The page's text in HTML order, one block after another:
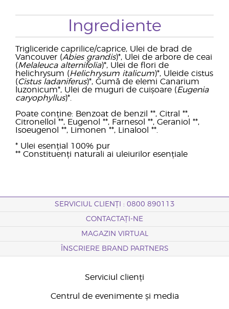
Ingrediente
Trigliceride caprilice/caprice, Ulei de brad de
Vancouver (Abies grandis)*, Ulei de arbore de ceai
(Melaleuca alternifolia)*, Ulei de flori de
helichrysum (Helichrysum italicum)*, Uleide cistus
(Cistus ladaniferus)*, Gumă de elemi Canarium
luzonicum*, Ulei de muguri de cuișoare (Eugenia
caryophyllus)*.
Poate conține: Benzoat de benzil **, Citral **,
Citronellol **, Eugenol **, Farnesol **, Geraniol **,
Isoeugenol **, Limonen **, Linalool **.
* Ulei esențial 100% pur
** Constituenți naturali ai uleiurilor esențiale
SERVICIUL CLIENȚI : 0800 890113
CONTACTAȚI-NE
MAGAZIN VIRTUAL
ÎNSCRIERE BRAND PARTNERS
Serviciul clienți
Centrul de evenimente și media